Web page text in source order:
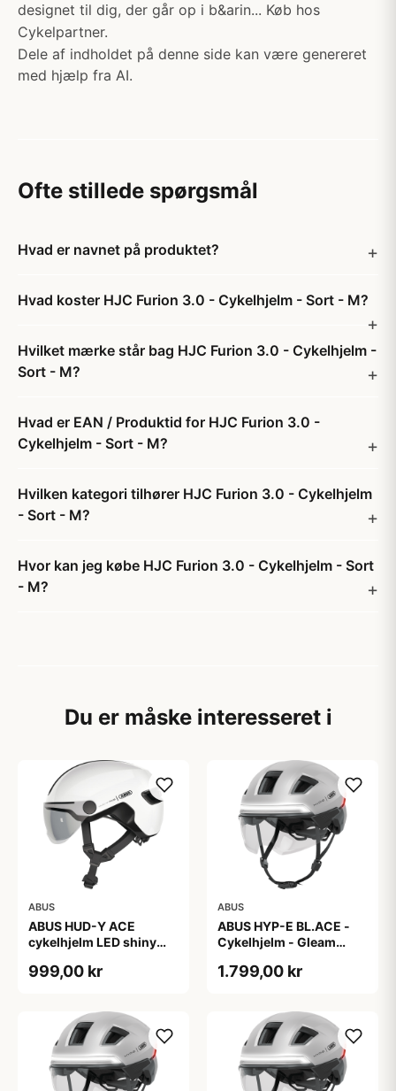
designet til dig, der går op i b&arin... Køb hos
Cykelpartner.
Dele af indholdet på denne side kan være genereret
med hjælp fra AI.
Ofte stillede spørgsmål
Hvad er navnet på produktet?
Hvad koster HJC Furion 3.0 - Cykelhjelm - Sort - M?
Hvilket mærke står bag HJC Furion 3.0 - Cykelhjelm -
Sort - M?
Hvad er EAN / Produktid for HJC Furion 3.0 -
Cykelhjelm - Sort - M?
Hvilken kategori tilhører HJC Furion 3.0 - Cykelhjelm
- Sort - M?
Hvor kan jeg købe HJC Furion 3.0 - Cykelhjelm - Sort
- M?
Du er måske interesseret i
ABUS
ABUS HUD-Y ACE
cykelhjelm LED shiny
999,00 kr
ABUS
ABUS HYP-E BL.ACE -
Cykelhjelm - Gleam
1.799,00 kr